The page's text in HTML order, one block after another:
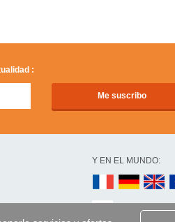
:
Y EN EL MUNDO: